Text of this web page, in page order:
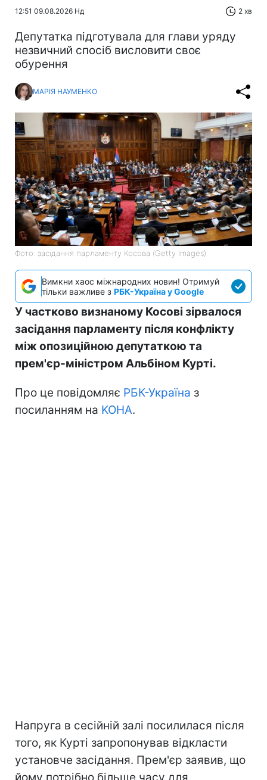
12:51 09.08.2026 Нд 2 хв
Депутатка підготувала для глави уряду
незвичний спосіб висловити своє
обурення
МАРІЯ НАУМЕНКО
Фото: засідання парламенту Косова (Getty Images)
Вимкни хаос міжнародних новин! Отримуй
тільки важливе з РБК-Україна у Google
У частково визнаному Косові зірвалося
засідання парламенту після конфлікту
між опозиційною депутаткою та
прем'єр-міністром Альбіном Курті.
Про це повідомляє РБК-Україна з
посиланням на KOHA.
Напруга в сесійній залі посилилася після
того, як Курті запропонував відкласти
установче засідання. Прем'єр заявив, що
йому потрібно більше часу для